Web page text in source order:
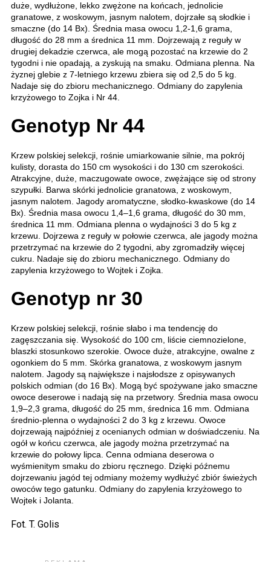
duże, wydłużone, lekko zwężone na końcach, jednolicie
granatowe, z woskowym, jasnym nalotem, dojrzałe są słodkie i
smaczne (do 14 Bx). Średnia masa owocu 1,2-1,6 grama,
długość do 28 mm a średnica 11 mm. Dojrzewają z reguły w
drugiej dekadzie czerwca, ale mogą pozostać na krzewie do 2
tygodni i nie opadają, a zyskują na smaku. Odmiana plenna. Na
żyznej glebie z 7-letniego krzewu zbiera się od 2,5 do 5 kg.
Nadaje się do zbioru mechanicznego. Odmiany do zapylenia
krzyżowego to Zojka i Nr 44.
Genotyp Nr 44
Krzew polskiej selekcji, rośnie umiarkowanie silnie, ma pokrój
kulisty, dorasta do 150 cm wysokości i do 130 cm szerokości.
Atrakcyjne, duże, maczugowate owoce, zwężające się od strony
szypułki. Barwa skórki jednolicie granatowa, z woskowym,
jasnym nalotem. Jagody aromatyczne, słodko-kwaskowe (do 14
Bx). Średnia masa owocu 1,4–1,6 grama, długość do 30 mm,
średnica 11 mm. Odmiana plenna o wydajności 3 do 5 kg z
krzewu. Dojrzewa z reguły w połowie czerwca, ale jagody można
przetrzymać na krzewie do 2 tygodni, aby zgromadziły więcej
cukru. Nadaje się do zbioru mechanicznego. Odmiany do
zapylenia krzyżowego to Wojtek i Zojka.
Genotyp nr 30
Krzew polskiej selekcji, rośnie słabo i ma tendencję do
zagęszczania się. Wysokość do 100 cm, liście ciemnozielone,
blaszki stosunkowo szerokie. Owoce duże, atrakcyjne, owalne z
ogonkiem do 5 mm. Skórka granatowa, z woskowym jasnym
nalotem. Jagody są największe i najsłodsze z opisywanych
polskich odmian (do 16 Bx). Mogą być spożywane jako smaczne
owoce deserowe i nadają się na przetwory. Średnia masa owocu
1,9–2,3 grama, długość do 25 mm, średnica 16 mm. Odmiana
średnio-plenna o wydajności 2 do 3 kg z krzewu. Owoce
dojrzewają najpóźniej z ocenianych odmian w doświadczeniu. Na
ogół w końcu czerwca, ale jagody można przetrzymać na
krzewie do połowy lipca. Cenna odmiana deserowa o
wyśmienitym smaku do zbioru ręcznego. Dzięki późnemu
dojrzewaniu jagód tej odmiany możemy wydłużyć zbiór świeżych
owoców tego gatunku. Odmiany do zapylenia krzyżowego to
Wojtek i Jolanta.
Fot. T. Golis